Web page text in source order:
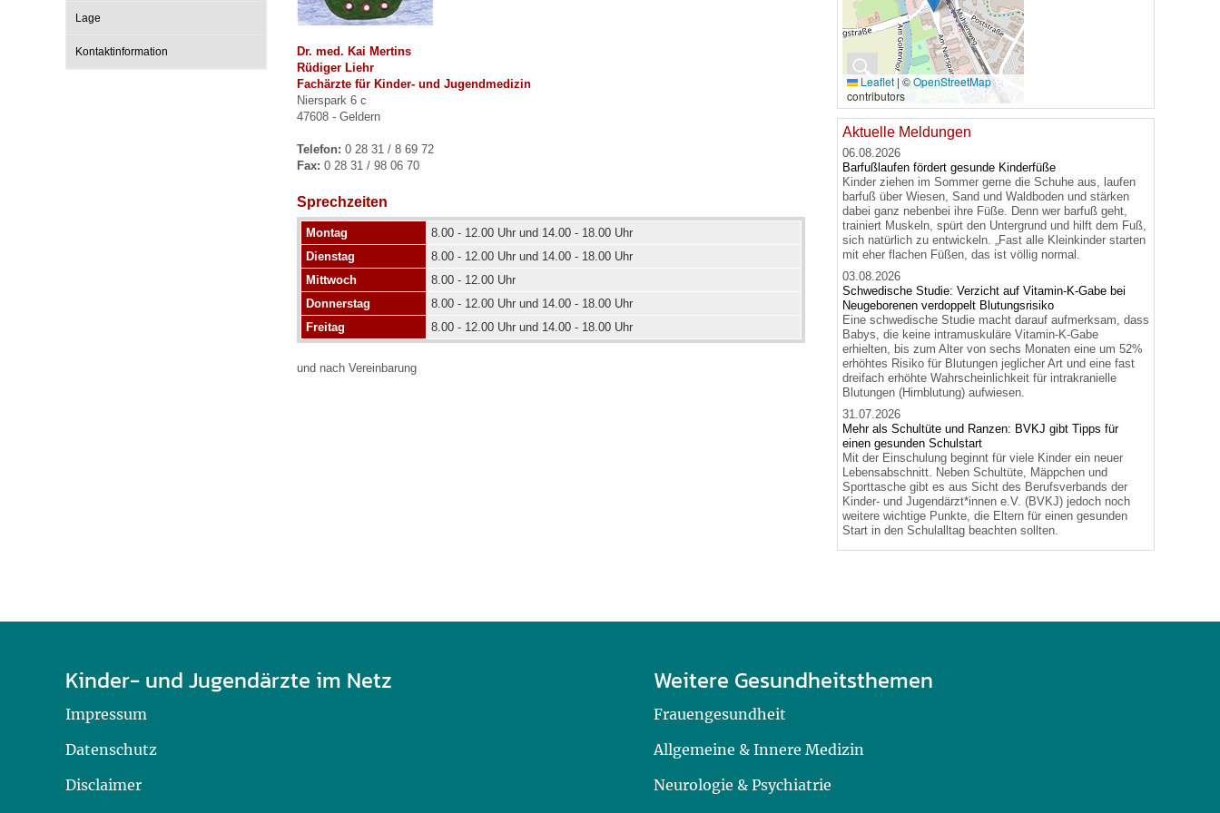
Impfsicherheit
Häufige Fragen
Recht auf Impfung
Vorsorge- und Impferinnerung
Notdienste
Empfehlungen zum Bildschirmmediengebrauch
Hörlexikon
Material zu den Vorsorgen
Entwicklungskalender
Broschüren und Informationsflyer
Lage
Kontaktinformation
Dr. med. Kai Mertins
Rüdiger Liehr
Fachärzte für Kinder- und Jugendmedizin
Nierspark 6 c
47608 - Geldern
Telefon: 0 28 31 / 8 69 72
Fax: 0 28 31 / 98 06 70
Sprechzeiten
Montag
8.00 - 12.00 Uhr und 14.00 - 18.00 Uhr
Dienstag
8.00 - 12.00 Uhr und 14.00 - 18.00 Uhr
Mittwoch
8.00 - 12.00 Uhr
Donnerstag
8.00 - 12.00 Uhr und 14.00 - 18.00 Uhr
Freitag
8.00 - 12.00 Uhr und 14.00 - 18.00 Uhr
und nach Vereinbarung
🔍Leaflet |©OpenStreetMap
contributors
Aktuelle Meldungen
06.08.2026
Barfußlaufen fördert gesunde Kinderfüße
Kinder ziehen im Sommer gerne die Schuhe aus, laufen
barfuß über Wiesen, Sand und Waldboden und stärken
dabei ganz nebenbei ihre Füße. Denn wer barfuß geht,
trainiert Muskeln, spürt den Untergrund und hilft dem Fuß,
sich natürlich zu entwickeln. „Fast alle Kleinkinder starten
mit eher flachen Füßen, das ist völlig normal.
03.08.2026
Schwedische Studie: Verzicht auf Vitamin-K-Gabe bei
Neugeborenen verdoppelt Blutungsrisiko
Eine schwedische Studie macht darauf aufmerksam, dass
Babys, die keine intramuskuläre Vitamin-K-Gabe
erhielten, bis zum Alter von sechs Monaten eine um 52%
erhöhtes Risiko für Blutungen jeglicher Art und eine fast
dreifach erhöhte Wahrscheinlichkeit für intrakranielle
Blutungen (Hirnblutung) aufwiesen.
31.07.2026
Mehr als Schultüte und Ranzen: BVKJ gibt Tipps für
einen gesunden Schulstart
Mit der Einschulung beginnt für viele Kinder ein neuer
Lebensabschnitt. Neben Schultüte, Mäppchen und
Sporttasche gibt es aus Sicht des Berufsverbands der
Kinder- und Jugendärzt*innen e.V. (BVKJ) jedoch noch
weitere wichtige Punkte, die Eltern für einen gesunden
Start in den Schulalltag beachten sollten.
Kinder- und Jugendärzte im Netz
Impressum
Datenschutz
Disclaimer
Weitere Gesundheitsthemen
Frauengesundheit
Allgemeine & Innere Medizin
Neurologie & Psychiatrie